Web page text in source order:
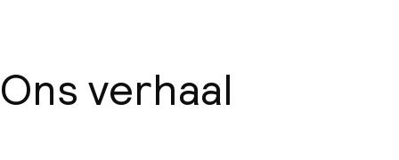
Ons verhaal